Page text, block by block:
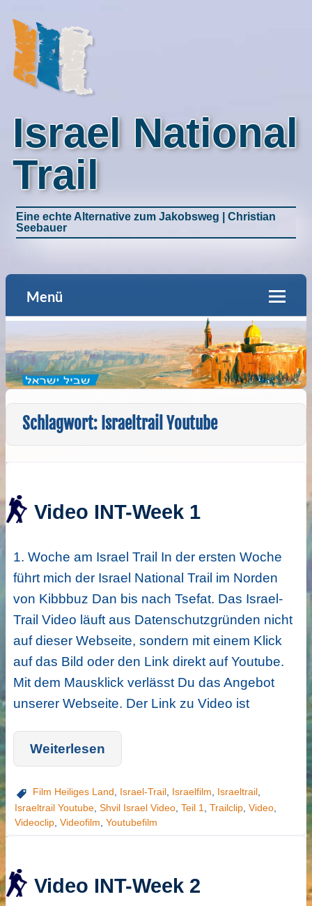
Israel National
Trail
Eine echte Alternative zum Jakobsweg | Christian
Seebauer
Menü
Schlagwort: Israeltrail Youtube
Video INT-Week 1
1. Woche am Israel Trail In der ersten Woche
führt mich der Israel National Trail im Norden
von Kibbbuz Dan bis nach Tsefat. Das Israel-
Trail Video läuft aus Datenschutzgründen nicht
auf dieser Webseite, sondern mit einem Klick
auf das Bild oder den Link direkt auf Youtube.
Mit dem Mausklick verlässt Du das Angebot
unserer Webseite. Der Link zu Video ist
Weiterlesen
Film Heiliges Land, Israel-Trail, Israelfilm, Israeltrail,
Israeltrail Youtube, Shvil Israel Video, Teil 1 Trailclip, Video,
Videoclip, Videofilm Youtubefilm
Video INT-Week 2